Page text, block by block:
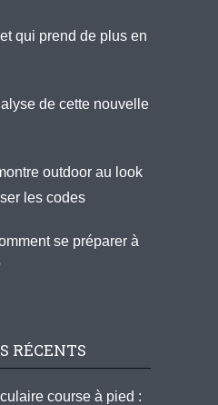
qui prend de plus en
de cette nouvelle
outdoor au look
les codes
se préparer à
RÉCENTS
course à pied :